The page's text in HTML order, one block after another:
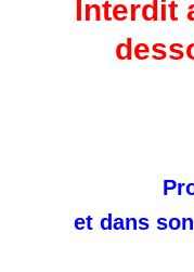
Interdit
et dans